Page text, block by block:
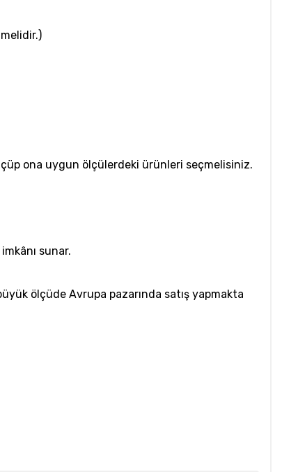
ona uygun ölçülerdeki ürünleri seçmelisiniz.
sunar.
ölçüde Avrupa pazarında satış yapmakta